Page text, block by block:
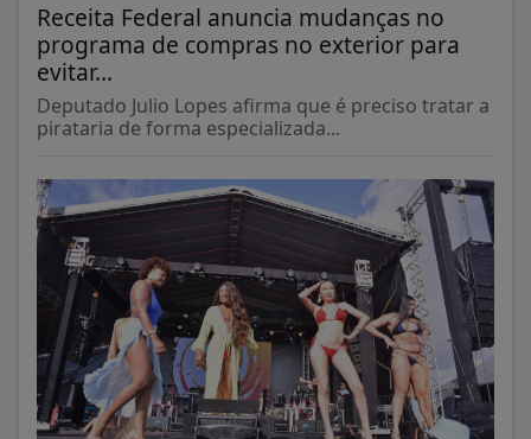
Receita Federal anuncia mudanças no
programa de compras no exterior para
evitar...
Deputado Julio Lopes afirma que é preciso tratar a
pirataria de forma especializada...